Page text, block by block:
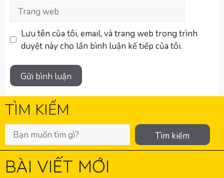
Trang
Lưu tên của tôi, email, và trang web trong trình
duyệt này cho lần bình luận kế tiếp của tôi.
TÌM KIẾM
Tìm kiếm
BÀI VIẾT MỚI